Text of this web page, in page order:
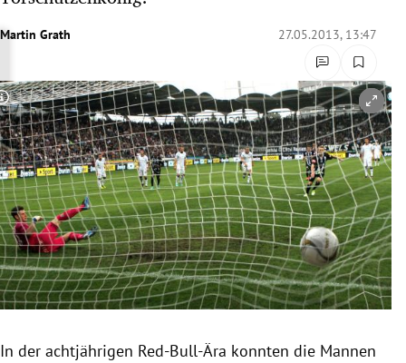
Untermenü
Untermenü
Untermenü
Untermenü
Untermenü
Untermenü
Martin Grath 27.05.2013, 13:47
Copyright-Hinweis öffnen/schließen
In der achtjährigen Red-Bull-Ära konnten die Mannen